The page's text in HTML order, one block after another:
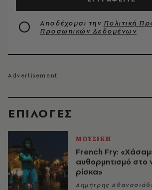
EΠΙΛΟΓΈΣ
ΜΟΥΣΙΚΗ
French Fry:
αυθορμητισμό στο
ρίσκα»
Δημήτρης
Αποδέχομαι την Πολιτική
Προσωπικών Δεδομένων